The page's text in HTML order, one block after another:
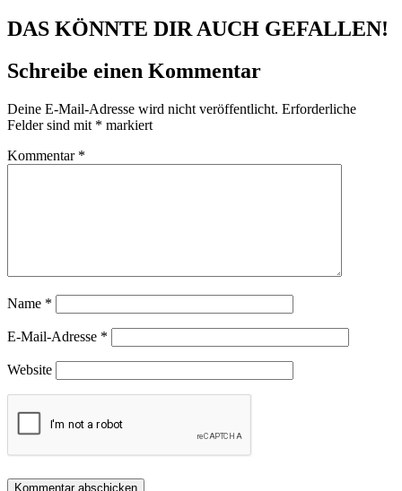
DAS KÖNNTE DIR AUCH GEFALLEN!
Schreibe einen Kommentar
Deine E-Mail-Adresse wird nicht veröffentlicht. Erforderliche
Felder sind mit * markiert
Kommentar *
Name *
E-Mail-Adresse *
Website